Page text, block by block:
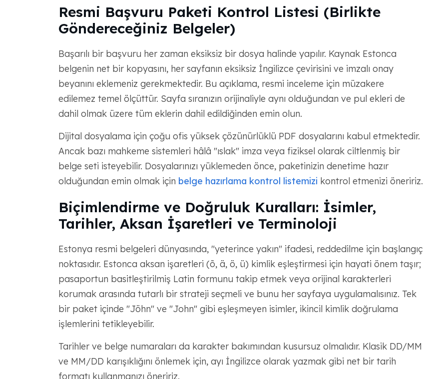
Resmi Başvuru Paketi Kontrol Listesi (Birlikte
Göndereceğiniz Belgeler)
Başarılı bir başvuru her zaman eksiksiz bir dosya halinde yapılır. Kaynak Estonca
belgenin net bir kopyasını, her sayfanın eksiksiz İngilizce çevirisini ve imzalı onay
beyanını eklemeniz gerekmektedir. Bu açıklama, resmi inceleme için müzakere
edilemez temel ölçüttür. Sayfa sıranızın orijinaliyle aynı olduğundan ve pul ekleri de
dahil olmak üzere tüm eklerin dahil edildiğinden emin olun.
Dijital dosyalama için çoğu ofis yüksek çözünürlüklü PDF dosyalarını kabul etmektedir.
Ancak bazı mahkeme sistemleri hâlâ "ıslak" imza veya fiziksel olarak ciltlenmiş bir
belge seti isteyebilir. Dosyalarınızı yüklemeden önce, paketinizin denetime hazır
olduğundan emin olmak için belge hazırlama kontrol listemizi kontrol etmenizi öneririz.
Biçimlendirme ve Doğruluk Kuralları: İsimler,
Tarihler, Aksan İşaretleri ve Terminoloji
Estonya resmi belgeleri dünyasında, "yeterince yakın" ifadesi, reddedilme için başlangıç
​​noktasıdır. Estonca aksan işaretleri (õ, ä, ö, ü) kimlik eşleştirmesi için hayati önem taşır;
pasaportun basitleştirilmiş Latin formunu takip etmek veya orijinal karakterleri
korumak arasında tutarlı bir strateji seçmeli ve bunu her sayfaya uygulamalısınız. Tek
bir paket içinde "Jöhn" ve "John" gibi eşleşmeyen isimler, ikincil kimlik doğrulama
işlemlerini tetikleyebilir.
Tarihler ve belge numaraları da karakter bakımından kusursuz olmalıdır. Klasik DD/MM
ve MM/DD karışıklığını önlemek için, ayı İngilizce olarak yazmak gibi net bir tarih
formatı kullanmanızı öneririz.